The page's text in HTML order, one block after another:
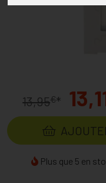
13,95€*
Plus que 5 en